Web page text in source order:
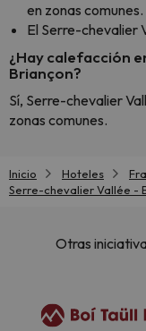
en zonas comunes.
El Serre-chevalier
¿Hay calefacción
Briançon?
Sí, Serre-chevalier
zonas comunes.
Inicio Hoteles
Serre-chevalier Vallée -
Otras